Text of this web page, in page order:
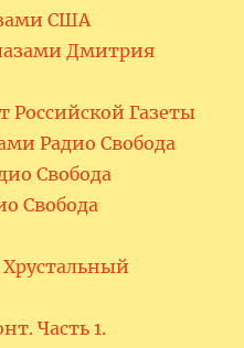
США
Дмитрия
Российской Газеты
Радио Свобода
Свобода
Свобода
Часть 1.